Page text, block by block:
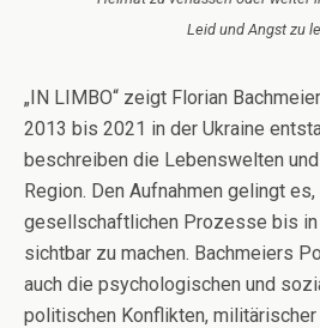
Leid und Angst zu
„IN LIMBO“ zeigt Florian
2013 bis 2021 in der Ukraine
beschreiben die Lebenswelten
Region. Den Aufnahmen gelingt
gesellschaftlichen Prozesse bis in
sichtbar zu machen. Bachmeiers
auch die psychologischen und
politischen Konflikten,